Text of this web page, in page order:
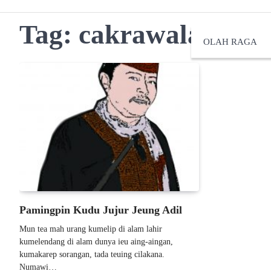
OLAH RAGA
Tag:
Pamingpin Kudu Jujur Jeung Adil
Mun tea mah urang kumelip di alam lahir
kumelendang di alam dunya ieu aing-aingan,
kumakarep sorangan, tada teuing cilakana.
Numawi…